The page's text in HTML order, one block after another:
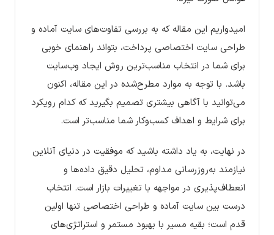
امیدواریم این مقاله که به بررسی تفاوت‌های سایت آماده و
طراحی سایت اختصاصی پرداخت، بتواند راهنمای خوبی
برای شما در انتخاب مناسب‌ترین روش ایجاد وب‌سایت
باشد. با توجه به موارد مطرح‌شده در این مقاله، اکنون
می‌توانید با آگاهی بیشتری تصمیم بگیرید که کدام رویکرد
برای شرایط و اهداف کسب‌وکار شما مناسب‌تر است.
در نهایت، به یاد داشته باشید که موفقیت در دنیای آنلاین
نیازمند به‌روزرسانی مداوم، تحلیل دقیق داده‌ها و
انعطاف‌پذیری در مواجهه با تغییرات بازار است. انتخاب
درست بین سایت آماده و طراحی اختصاصی تنها اولین
قدم است؛ بقیه مسیر با بهبود مستمر و استراتژی‌های